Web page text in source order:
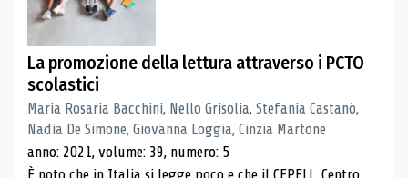
La promozione della lettura attraverso i PCTO
scolastici
Maria Rosaria Bacchini, Nello Grisolia, Stefania Castanò,
Nadia De Simone, Giovanna Loggia, Cinzia Martone
anno: 2021, volume: 39, numero: 5